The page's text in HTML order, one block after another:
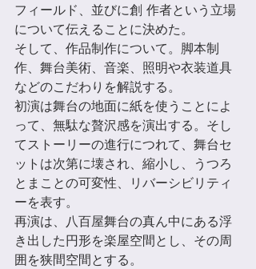
フィールド、並びに創 作者という⽴場
について伝えることに決めた。
そして、作品制作について。脚本制
作、舞台美術、⾳楽、照明や⾐装道具
などのこだわりを解説する。
初演は舞台の地⾯に紙を使うことによ
って、無駄な贅沢感を演出する。そし
てストーリーの進⾏につれて、舞台セ
ットは次第に壊され、縮⼩し、うつろ
とまことの可変性、リバーシビリティ
ーを表す。
再演は、八百屋舞台の真ん中にある浮
き出した円形を楽屋空間とし、その周
囲を狭間空間とする。